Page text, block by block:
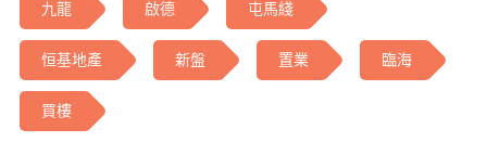
九龍 啟德 屯馬綫
恒基地產 新盤 置業 臨海
買樓